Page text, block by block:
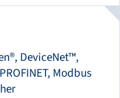
DeviceNet™,
Modbus